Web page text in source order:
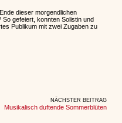
dieser morgendlichen
gefeiert, konnten Solistin und
Publikum mit zwei Zugaben zu
NÄCHSTER BEITRAG
Musikalisch duftende Sommerblüten